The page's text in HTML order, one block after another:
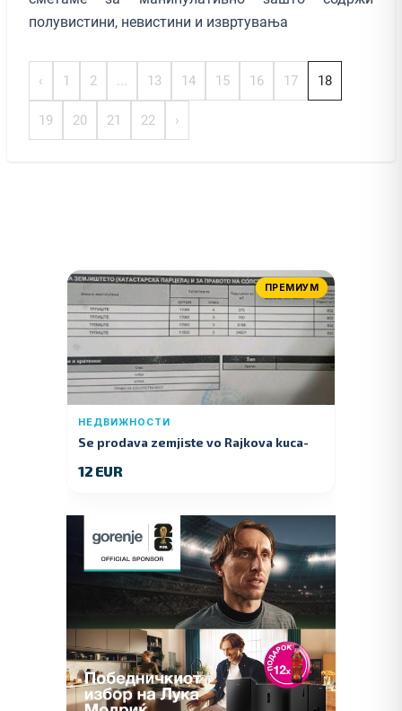
полувистини, невистини и извртувања
‹ 1 2 ... 13 14 15 16 17 18
19 20 21 22 ›
ПРЕМИУМ
НЕДВИЖНОСТИ
Se prodava zemjiste vo Rajkova kuca-
12 EUR